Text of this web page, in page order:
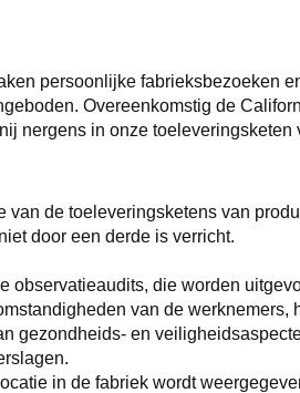
persoonlijke fabrieksbezoeken
Overeenkomstig de
nergens in onze toeleveringsketen
de toeleveringsketens van
door een derde is verricht.
die worden
van de werknemers,
gezondheids- en
in de fabriek wordt